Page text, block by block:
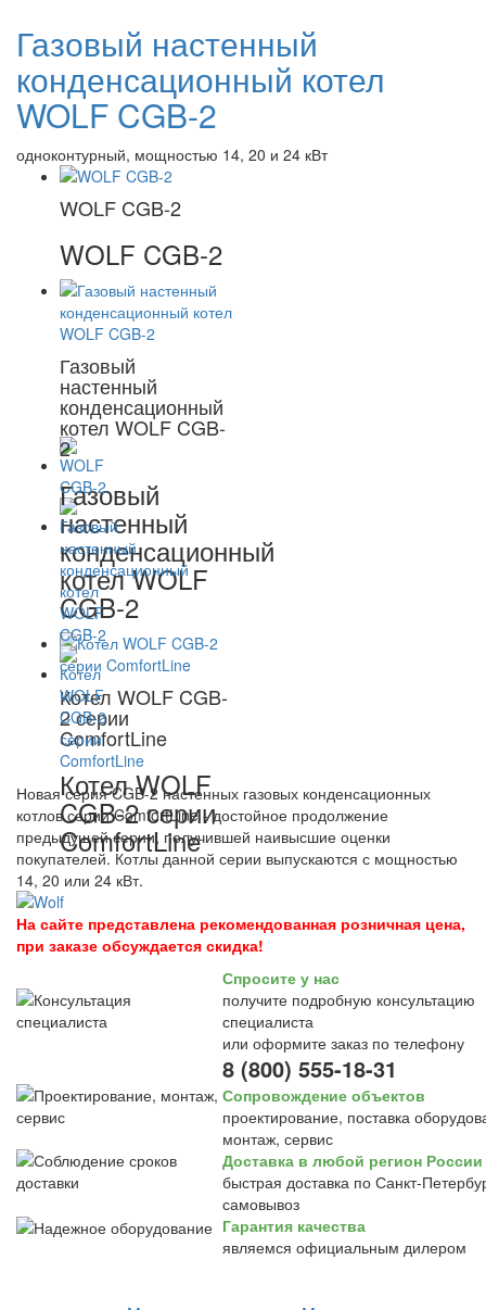
Газовый настенный
конденсационный котел
WOLF CGB-2
одноконтурный, мощностью 14, 20 и 24 кВт
WOLF CGB-2
WOLF CGB-2
Газовый
настенный
конденсационный
котел WOLF CGB-
2
Газовый
настенный
конденсационный
котел WOLF
CGB-2
Котел WOLF CGB-
2 серии
ComfortLine
Котел WOLF
CGB-2 серии
ComfortLine
Новая серия CGB-2 настенных газовых конденсационных
котлов серии ComfortLine - достойное продолжение
предыдущей серии, получившей наивысшие оценки
покупателей. Котлы данной серии выпускаются с мощностью
14, 20 или 24 кВт.
На сайте представлена рекомендованная розничная цена,
при заказе обсуждается скидка!
Спросите у нас
получите подробную консультацию
специалиста
или оформите заказ по телефону
8 (800) 555-18-31
Сопровождение объектов
проектирование, поставка
монтаж, сервис
Доставка в любой регион России
быстрая доставка по Санкт-
самовывоз
Гарантия качества
являемся официальным дилером